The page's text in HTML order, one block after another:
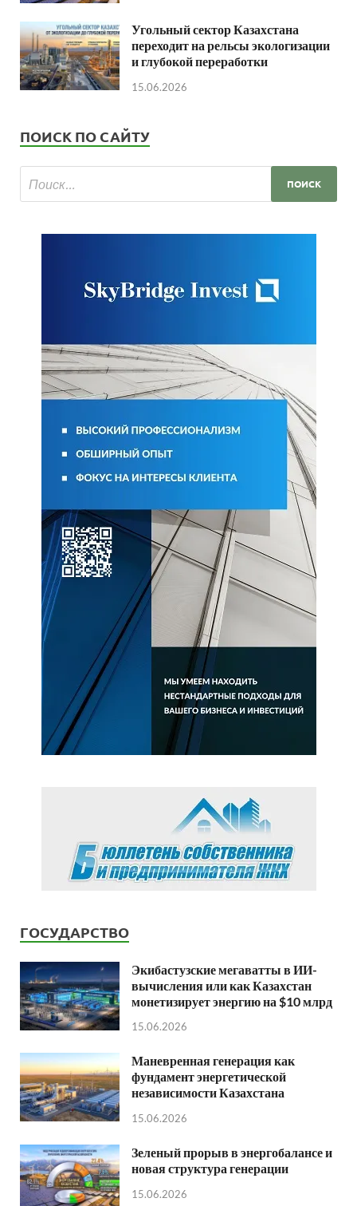
Угольный сектор Казахстана
переходит на рельсы экологизации
и глубокой переработки
15.06.2026
ПОИСК ПО САЙТУ
ГОСУДАРСТВО
Экибастузские мегаватты в ИИ-
вычисления или как Казахстан
монетизирует энергию на $10 млрд
15.06.2026
Маневренная генерация как
фундамент энергетической
независимости Казахстана
15.06.2026
Зеленый прорыв в энергобалансе и
новая структура генерации
15.06.2026